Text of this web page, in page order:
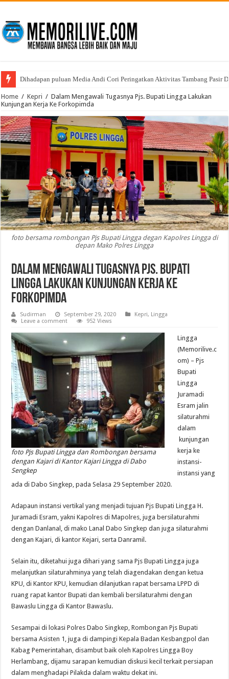
Dihadapan puluan Media Andi Cori Peringatkan Aktivitas Tambang Pasir
Home / Kepri / Dalam Mengawali Tugasnya Pjs. Bupati Lingga Lakukan
Kunjungan Kerja Ke Forkopimda
foto bersama rombongan Pjs Bupati Lingga degan Kapolres Lingga di
depan Mako Polres Lingga
Dalam Mengawali Tugasnya Pjs. Bupati
Lingga Lakukan Kunjungan Kerja Ke
Forkopimda
Sudirman September 29, 2020 Kepri, Lingga
Leave a comment
952 Views
foto Pjs Bupati Lingga dan Rombongan bersama
dengan Kajari di Kantor Kajari Lingga di Dabo
Sengkep
Lingga
(Memorilive.c
om) – Pjs
Bupati
Lingga
Juramadi
Esram jalin
silaturahmi
dalam
kunjungan
kerja ke
instansi-
instansi yang
ada di Dabo Singkep, pada Selasa 29 September 2020.
Adapaun instansi vertikal yang menjadi tujuan Pjs Bupati Lingga H.
Juramadi Esram, yakni Kapolres di Mapolres, juga bersilaturahmi
dengan Danlanal, di mako Lanal Dabo Singkep dan juga silaturahmi
dengan Kajari, di kantor Kejari, serta Danramil.
Selain itu, diketahui juga dihari yang sama Pjs Bupati Lingga juga
melanjutkan silaturahminya yang telah diagendakan dengan ketua
KPU, di Kantor KPU, kemudian dilanjutkan rapat bersama LPPD di
ruang rapat kantor Bupati dan kembali bersilaturahmi dengan
Bawaslu Lingga di Kantor Bawaslu.
Sesampai di lokasi Polres Dabo Singkep, Rombongan Pjs Bupati
bersama Asisten 1, juga di dampingi Kepala Badan Kesbangpol dan
Kabag Pemerintahan, disambut baik oleh Kapolres Lingga Boy
Herlambang, dijamu sarapan kemudian diskusi kecil terkait persiapan
dalam menghadapi Pilakda dalam waktu dekat ini.